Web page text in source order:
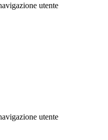
utente
utente